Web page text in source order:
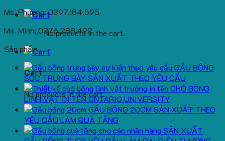
No products in the cart.
Cart
No products in the cart.
Ms. Phương: 0397.184.595
Ms. Minh: 0376.288.492
Sản phẩm
GẤU BÔNG
SÓC TRƯNG BÀY SẢN XUẤT THEO YÊU CẦU
CHÓ BÔNG
LINH VẬT IN TÊN ONTARIO UNIVERSITY
GẤU BÔNG 20CM SẢN XUẤT THEO
YÊU CẦU LÀM QUÀ TẶNG
SẢN XUẤT